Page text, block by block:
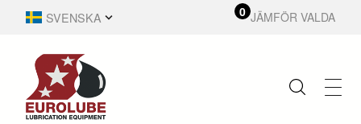
SVENSKA 0 JÄMFÖR VALDA